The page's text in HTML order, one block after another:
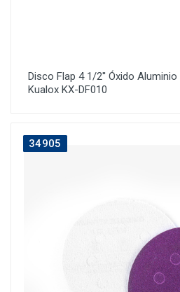
Disco Flap 4 1/2'' Óxido
Kualox KX-DF010
34905